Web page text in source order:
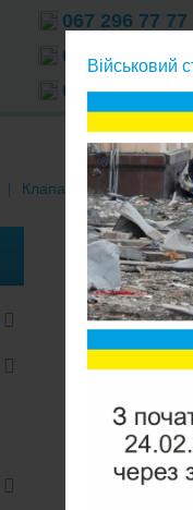
Військовий
067 296 77 77
066 296 77 77
063 296 77 77
Клапаны управления